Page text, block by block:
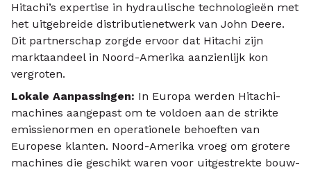
Hitachi’s expertise in hydraulische technologieën met
het uitgebreide distributienetwerk van John Deere.
Dit partnerschap zorgde ervoor dat Hitachi zijn
marktaandeel in Noord-Amerika aanzienlijk kon
vergroten.
Lokale Aanpassingen: In Europa werden Hitachi-
machines aangepast om te voldoen aan de strikte
emissienormen en operationele behoeften van
Europese klanten. Noord-Amerika vroeg om grotere
machines die geschikt waren voor uitgestrekte bouw-